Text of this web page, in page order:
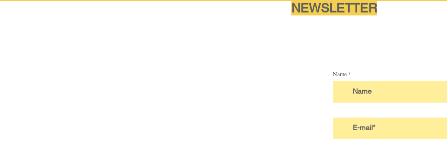
NEWSLETTER
Name